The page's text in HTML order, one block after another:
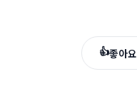
👍좋아요